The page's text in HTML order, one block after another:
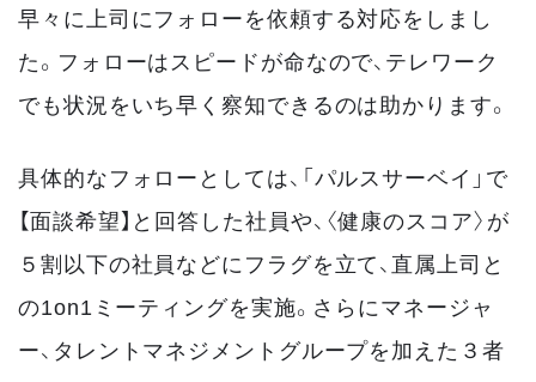
早々に上司にフォローを依頼する対応をしまし
た。フォローはスピードが命なので、テレワーク
でも状況をいち早く察知できるのは助かります。
具体的なフォローとしては、「パルスサーベイ」で
【面談希望】と回答した社員や、〈健康のスコア〉が
５割以下の社員などにフラグを立て、直属上司と
の1on1ミーティングを実施。さらにマネージャ
ー、タレントマネジメントグループを加えた３者